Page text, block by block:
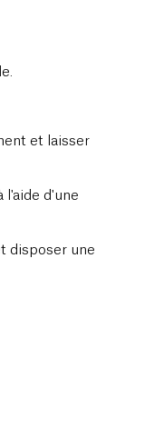
et laisser
l'aide d'une
disposer une